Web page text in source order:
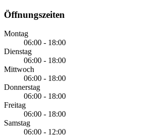
Öffnungszeiten
Montag
06:00 - 18:00
Dienstag
06:00 - 18:00
Mittwoch
06:00 - 18:00
Donnerstag
06:00 - 18:00
Freitag
06:00 - 18:00
Samstag
06:00 - 12:00